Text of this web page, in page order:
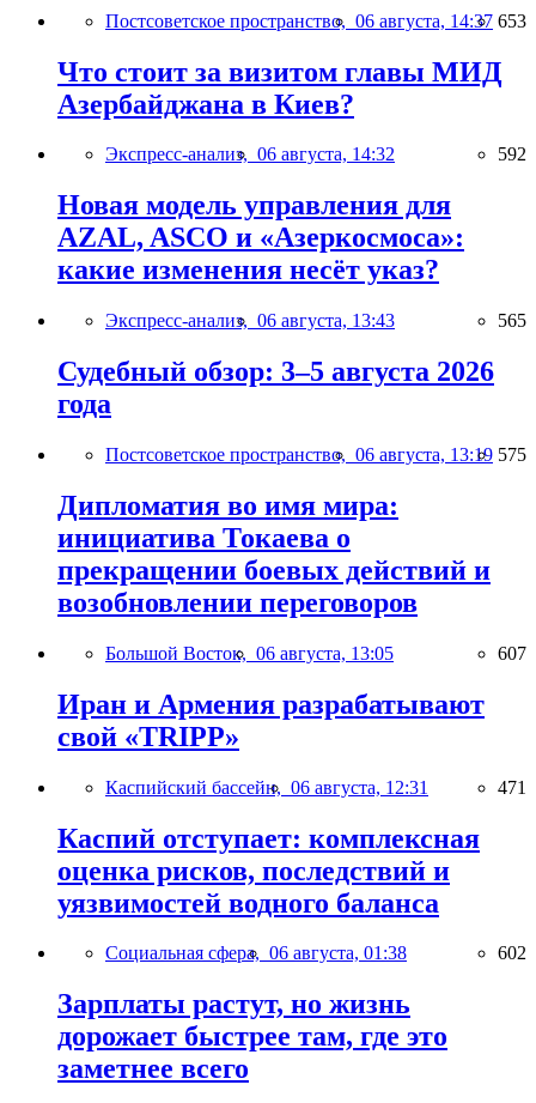
Постсоветское пространство, 06 августа, 14:37 653
Что стоит за визитом главы МИД
Азербайджана в Киев?
Экспресс-анализ, 06 августа, 14:32 592
Новая модель управления для
AZAL, ASCO и «Азеркосмоса»:
какие изменения несёт указ?
Экспресс-анализ, 06 августа, 13:43 565
Судебный обзор: 3–5 августа 2026
года
Постсоветское пространство, 06 августа, 13:19 575
Дипломатия во имя мира:
инициатива Токаева о
прекращении боевых действий и
возобновлении переговоров
Большой Восток, 06 августа, 13:05 607
Иран и Армения разрабатывают
свой «TRIPP»
Каспийский бассейн, 06 августа, 12:31 471
Каспий отступает: комплексная
оценка рисков, последствий и
уязвимостей водного баланса
Социальная сфера, 06 августа, 01:38 602
Зарплаты растут, но жизнь
дорожает быстрее там, где это
заметнее всего